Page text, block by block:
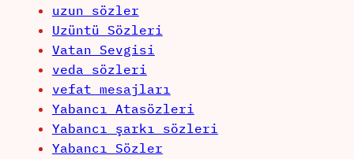
uzun sözler
Uzüntü Sözleri
Vatan Sevgisi
veda sözleri
vefat mesajları
Yabancı Atasözleri
Yabancı şarkı sözleri
Yabancı Sözler